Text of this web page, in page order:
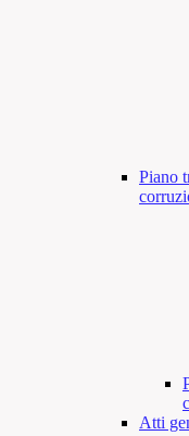
Piano
Atti